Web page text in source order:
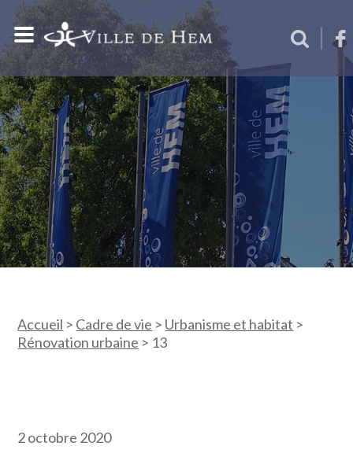
Accueil > Cadre de vie > Urbanisme et habitat >
Rénovation urbaine > 13
2 octobre 2020